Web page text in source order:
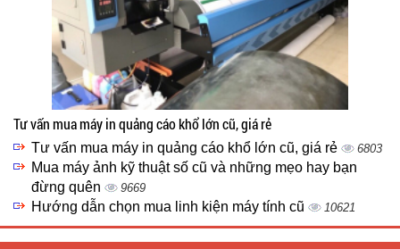
Tư vấn mua máy in quảng cáo khổ lớn cũ, giá rẻ
Tư vấn mua máy in quảng cáo khổ lớn cũ, giá rẻ 6803
Mua máy ảnh kỹ thuật số cũ và những mẹo hay bạn
đừng quên
9669
Hướng dẫn chọn mua linh kiện máy tính cũ 10621